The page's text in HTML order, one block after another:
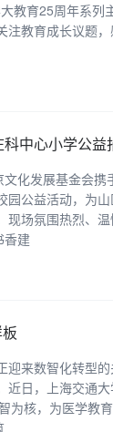
育25周年系列
教育成长议题
中心小学公
化发展基金会
公益活动，为
场氛围热烈、
香建
来数智化转型
日，上海交通
核，为医学教